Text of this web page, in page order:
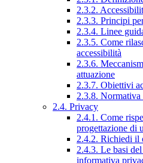
2.3.2.
2.3.3. Principi
2.3.4. Linee
2.3.5. Come
accessibilità
2.3.6.
attuazione
2.3.7. Obiettivi
2.3.8.
2.4. Privacy
2.4.1. Come
progettazione di
2.4.2. Richiedi il
2.4.3. Le basi
informativa